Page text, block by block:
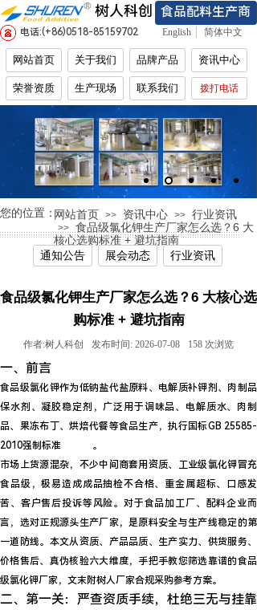
树人科创
拨打电话
English 简体中文
网站首页 关于我们 品牌产品 资讯中心
荣誉资质 生产现场 联系我们
电话:(+86)0518-85159702
食品配料生产商
网站首页 >> 资讯中心 >> 行业资讯
>> 食品级氯化钾生产厂家怎么选？6 大
核心选购标准 + 避坑指南
您的位置：
通知公告 展会动态 行业资讯
食品级氯化钾生产厂家怎么选？6 大核心选
购标准 + 避坑指南
作者:树人科创 发布时间: 2026-07-08 158 次浏览
一、前言
食品级氯化钾作为低钠盐代盐原料、电解质补钾剂、肉制品
保水剂、凝胶稳定剂 ，广泛用于调味品、电解质水、肉制
品、果冻布丁、烘焙代餐等食品生产，执行国标GB 25585-
2010强制标准
。
市场上货源混杂，不少中间商套用资质、工业级氯化钾冒充
食品级，极易造成成品抽检不合格、重金属超标、口感发
苦、客户售后投诉等风险。对于食品加工厂、配料企业而
言，选对正规源头生产厂家，是原料安全与生产线稳定的第
一道防线。本文从资质、产品品质、生产实力、供货服务、
价格售后、真伪核验六大维度，手把手教您筛选靠谱的食品
级氯化钾厂家，文末附树人厂家合规采购参考方案。
二、第一关：严查资质手续，杜绝三无与挂靠